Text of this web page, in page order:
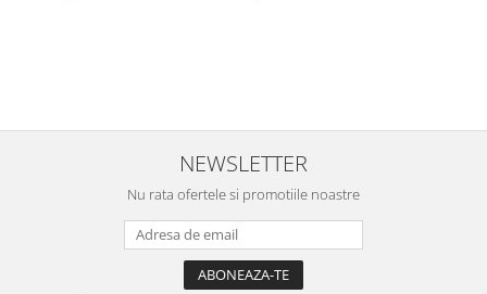
NEWSLETTER
Nu rata ofertele si promotiile noastre